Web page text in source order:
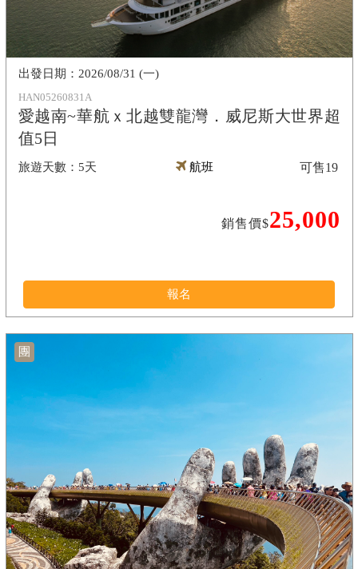
HAN05260831A
愛越南~華航ｘ北越雙龍灣．威尼斯大世界超
值5日
5天
2026/08/31 (一)
航班
銷售價$25,000
可售19
報名
團